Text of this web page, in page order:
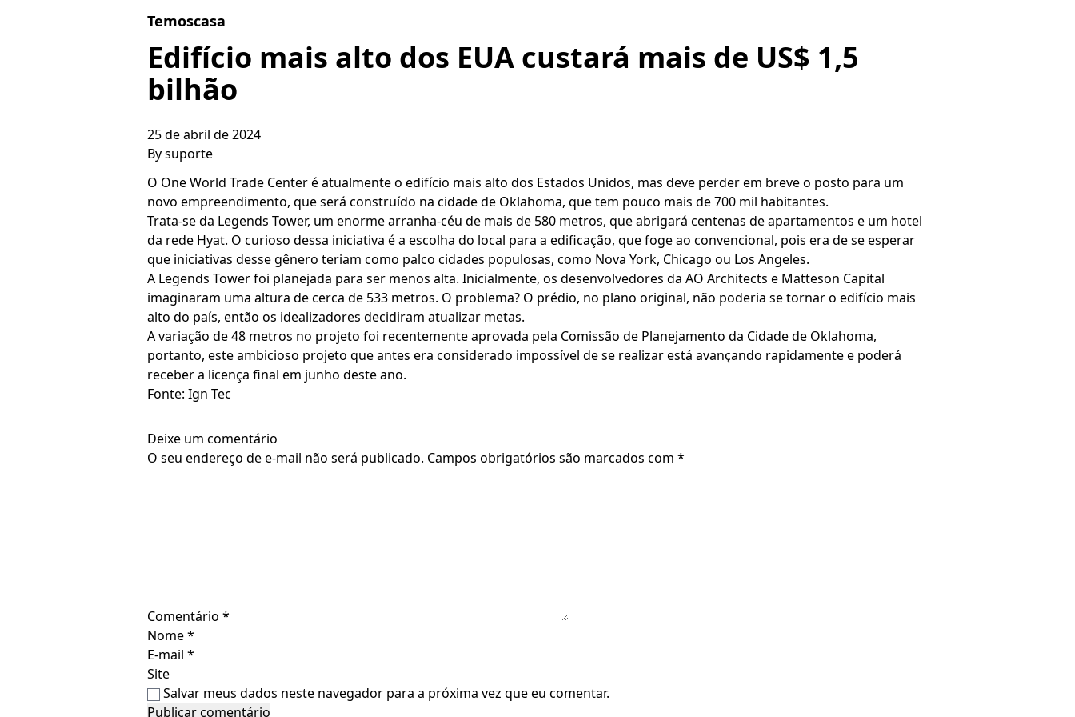
Temoscasa
Edifício mais alto dos EUA custará mais de US$ 1,5
bilhão
25 de abril de 2024
Bysuporte
O One World Trade Center é atualmente o edifício mais alto dos Estados Unidos, mas deve perder em breve o posto para um
novo empreendimento, que será construído na cidade de Oklahoma, que tem pouco mais de 700 mil habitantes.
Trata-se da Legends Tower, um enorme arranha-céu de mais de 580 metros, que abrigará centenas de apartamentos e um hotel
da rede Hyat. O curioso dessa iniciativa é a escolha do local para a edificação, que foge ao convencional, pois era de se esperar
que iniciativas desse gênero teriam como palco cidades populosas, como Nova York, Chicago ou Los Angeles.
A Legends Tower foi planejada para ser menos alta. Inicialmente, os desenvolvedores da AO Architects e Matteson Capital
imaginaram uma altura de cerca de 533 metros. O problema? O prédio, no plano original, não poderia se tornar o edifício mais
alto do país, então os idealizadores decidiram atualizar metas.
A variação de 48 metros no projeto foi recentemente aprovada pela Comissão de Planejamento da Cidade de Oklahoma,
portanto, este ambicioso projeto que antes era considerado impossível de se realizar está avançando rapidamente e poderá
receber a licença final em junho deste ano.
Fonte: Ign Tec
Deixe um comentário
O seu endereço de e-mail não será publicado. Campos obrigatórios são marcados com *
Comentário *
Nome*
E-mail *
Site
Salvar meus dados neste navegador para a próxima vez que eu comentar.